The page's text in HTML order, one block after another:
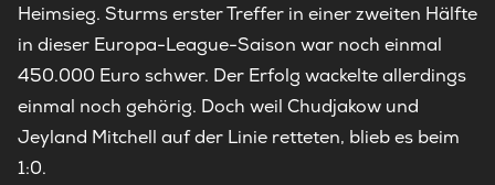
Heimsieg. Sturms erster Treffer in einer zweiten Hälfte
in dieser Europa-League-Saison war noch einmal
450.000 Euro schwer. Der Erfolg wackelte allerdings
einmal noch gehörig. Doch weil Chudjakow und
Jeyland Mitchell auf der Linie retteten, blieb es beim
1:0.